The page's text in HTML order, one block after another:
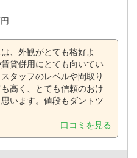
、外観がとても格好よ
貸併用にとても向いてい
タッフのレベルや間取り
高く、とても信頼のおけ
います。値段もダントツ
口コミを見る